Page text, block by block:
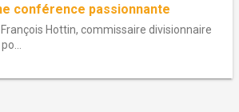
conférence passionnante
François Hottin, commissaire divisionnaire